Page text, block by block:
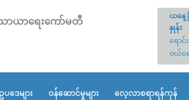
ာယာရေးကော်မတီ
ယနေ့
နှုန်း
ရောင်
ဝယ်စျ
ဒေများ ဝန်ဆောင်မှုများ လေ့လာစရာရန်ကုန်